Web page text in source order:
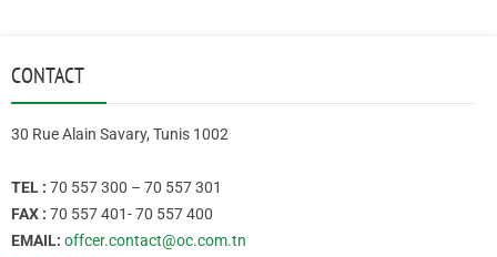
CONTACT
30 Rue Alain Savary, Tunis 1002
TEL : 70 557 300 – 70 557 301
FAX : 70 557 401- 70 557 400
EMAIL: offcer.contact@oc.com.tn